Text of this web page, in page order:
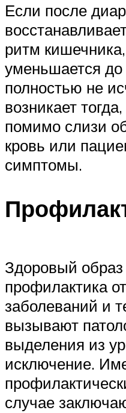
Если после
ритм
уменьшается до
полностью не
возникает
помимо слизи
кровь или
симптомы.
Здоровый
профилактика
заболеваний и
вызывают
выделения из
исключение.
случае